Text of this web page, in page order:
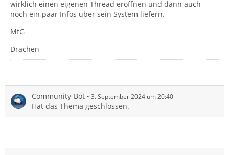
wirklich einen eigenen Thread eröffnen und dann auch
noch ein paar Infos über sein System liefern.
MfG
Drachen
Community-Bot 3. September 2024 um 20:40
Hat das Thema geschlossen.